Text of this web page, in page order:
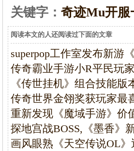
关键字： 奇迹Mu开服
阅读本文的人还阅读过下面的文章
superpop工作室发布新游
传奇霸业手游小R平民玩
《传世挂机》组合技能版
传奇世界金翎奖获玩家最
重新发现《魔域手游》价
探地宫战BOSS,《墨香》
画风眼熟《天空传说OL》